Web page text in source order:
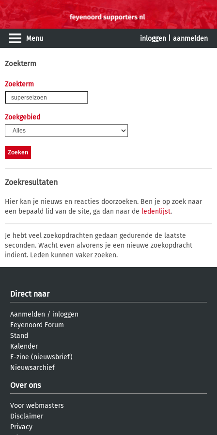
Menu inloggen aanmelden
Zoekterm
Zoekterm
Zoekgebied
Zoekresultaten
Hier kan je nieuws en reacties doorzoeken. Ben je op zoek naar
een bepaald lid van de site, ga dan naar de ledenlijst.
Je hebt veel zoekopdrachten gedaan gedurende de laatste
seconden. Wacht even alvorens je een nieuwe zoekopdracht
indient. Leden kunnen vaker zoeken.
Direct naar
Aanmelden / inloggen
Feyenoord Forum
Stand
Kalender
E-zine (nieuwsbrief)
Nieuwsarchief
Over ons
Voor webmasters
Disclaimer
Privacy